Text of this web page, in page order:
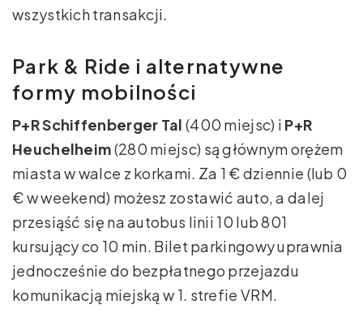
wszystkich transakcji.
Park & Ride i alternatywne
formy mobilności
P+R Schiffenberger Tal (400 miejsc) i P+R
Heuchelheim(280 miejsc) są głównym orężem
miasta w walce z korkami. Za 1 € dziennie (lub 0
€ w weekend) możesz zostawić auto, a dalej
przesiąść się na autobus linii 10 lub 801
kursujący co 10 min. Bilet parkingowy uprawnia
jednocześnie do bezpłatnego przejazdu
komunikacją miejską w 1. strefie VRM.